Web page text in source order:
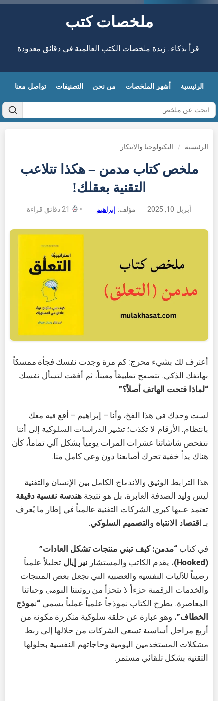
ملخصات كتب
اقرأ بذكاء.. زبدة ملخصات الكتب العالمية في دقائق معدودة
الرئيسية أشهر الملخصات من نحن التصنيفات تواصل معنا
الرئيسية / التكنولوجيا والابتكار
ملخص كتاب مدمن – هكذا تتلاعب
التقنية بعقلك!
أبريل 10, 2025 مؤلف: إبراهيم •
أعترف لك بشيء محرج: كم مرة وجدت نفسك فجأة ممسكاً
بهاتفك الذكي، تتصفح تطبيقاً معيناً، ثم أفقت لتسأل نفسك:
“لماذا فتحت الهاتف أصلاً؟”
لست وحدك في هذا الفخ، وأنا – إبراهيم – أقع فيه معك
بانتظام. الأرقام لا تكذب؛ تشير الدراسات السلوكية إلى أننا
نتفحص شاشاتنا عشرات المرات يومياً بشكل آلي تماماً، كأن
هناك يداً خفية تحرك أصابعنا دون وعي كامل منا.
هذا الترابط الوثيق والاندماج الكامل بين الإنسان والتقنية
ليس وليد الصدفة العابرة، بل هو نتيجة هندسة نفسية دقيقة
تعتمد عليها كبرى الشركات التقنية عالمياً في إطار ما يُعرف
بـ اقتصاد الانتباه والتصميم السلوكي.
في كتاب “مدمن: كيف تبني منتجات تشكل العادات”
(Hooked)
، يقدم الكاتب والمستشار نير إيال تحليلاً علمياً
رصيناً للآليات النفسية والعصبية التي تجعل بعض المنتجات
والخدمات الرقمية جزءاً لا يتجزأ من روتيننا اليومي وحياتنا
المعاصرة. يطرح الكتاب نموذجاً علمياً عملياً يسمى “نموذج
الخطاف”، وهو عبارة عن حلقة سلوكية متكررة مكونة من
أربع مراحل أساسية تسعى الشركات من خلالها إلى ربط
مشكلات المستخدمين اليومية وحاجاتهم النفسية بحلولها
التقنية بشكل تلقائي مستمر.